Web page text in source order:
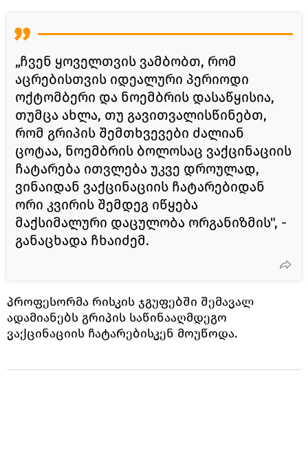
„ჩვენ ყოველთვის ვამბობთ, რომ
აცრებისთვის იდეალური პერიოდი
ოქტომბერი და ნოემბრის დასაწყისია,
თუმცა ახლა, თუ გავითვალისწინებთ,
რომ გრიპის შემთხვევები ძალიან
ცოტაა, ნოემბრის ბოლოსაც ვაქცინაციის
ჩატარება ითვლება უკვე დროულად,
ვინაიდან ვაქცინაციის ჩატარებიდან
ორი კვირის შემდეგ იწყება
მაქსიმალური დაცულობა ორგანიზმის", -
განაცხადა ჩხაიძემ.
პროფესორმა რისკის ჯგუფებში შემავალ
ადამიანებს გრიპის საწინააღმდეგო
ვაქცინაციის ჩატარებისკენ მოუწოდა.